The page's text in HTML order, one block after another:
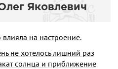
Яковлевич
на настроение.
не хотелось лишний раз
солнца и приближение